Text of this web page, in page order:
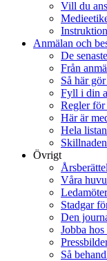
Vill du
Anmälan och
De
Från
Så här
Fyll i din
Regler för
Här är
Hela
Övrigt
Våra
Stadgar
Den
Jobba hos
Så